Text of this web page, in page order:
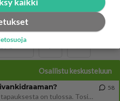
33 1545
Osallistu keskusteluun
Uusi draamasarja järkyttävästä tapauksesta on tulossa. Tositapahtumiin perustuva sarja ammentaa vuoden 1986 Mikkelin pan
58
kaikki